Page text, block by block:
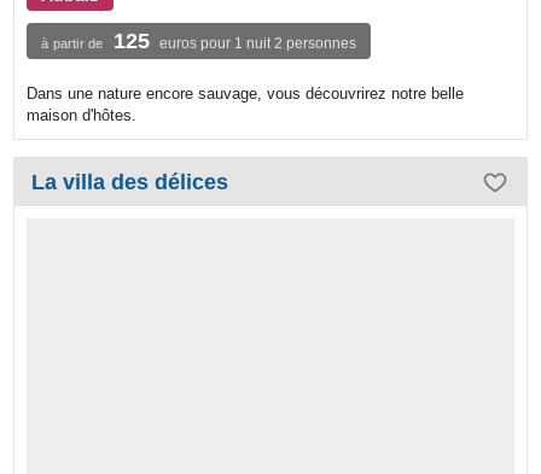
à partir de 125 euros pour 1 nuit 2 personnes
Dans une nature encore sauvage, vous découvrirez notre belle
maison d'hôtes.
La villa des délices